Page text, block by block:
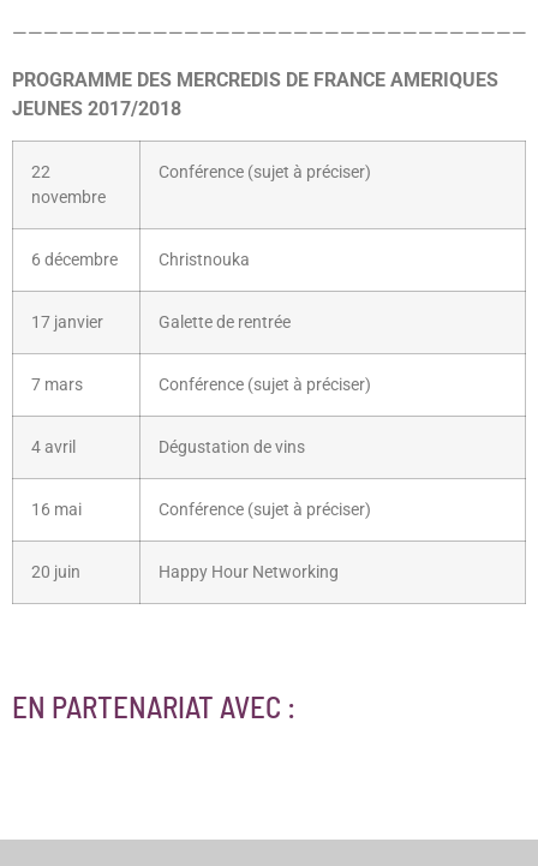
—————————————————————————————————
PROGRAMME DES MERCREDIS DE FRANCE AMERIQUES
JEUNES 2017/2018
22
novembre
Conférence (sujet à préciser)
6 décembre Christnouka
17 janvier Galette de rentrée
7 mars Conférence (sujet à préciser)
4 avril Dégustation de vins
16 mai Conférence (sujet à préciser)
20 juin Happy Hour Networking
EN PARTENARIAT AVEC :